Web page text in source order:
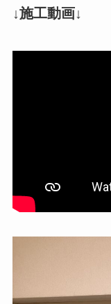
↓施工動画↓